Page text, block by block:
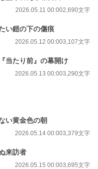
2026.05.11 00:002,690文字
い鎧の下の傷痕
2026.05.12 00:003,107文字
当たり前』の幕開け
2026.05.13 00:003,290文字
い黄金色の朝
2026.05.14 00:003,379文字
来訪者
2026.05.15 00:003,695文字